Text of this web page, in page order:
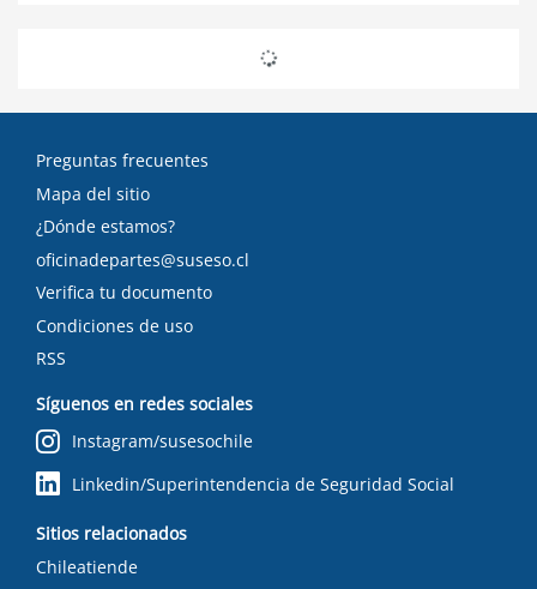
Preguntas frecuentes
Mapa del sitio
¿Dónde estamos?
oficinadepartes@suseso.cl
Verifica tu documento
Condiciones de uso
RSS
Síguenos en redes sociales
Instagram/susesochile
Linkedin/Superintendencia de Seguridad Social
Sitios relacionados
Chileatiende